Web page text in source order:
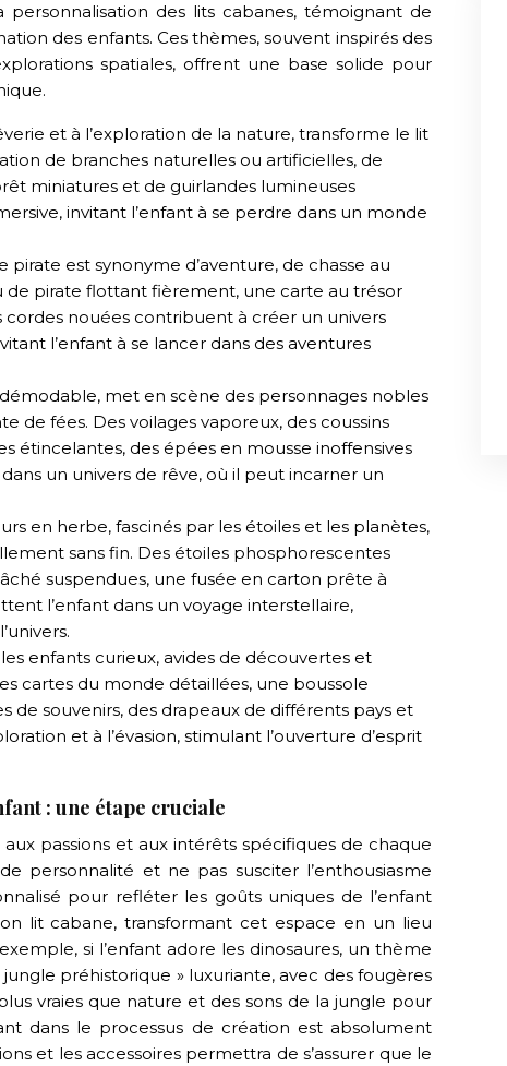
des lits cabanes, témoignant de
des enfants. Ces thèmes, souvent inspirés des
spatiales, offrent une base solide pour
et à l’exploration de la nature, transforme le lit
de branches naturelles ou artificielles, de
miniatures et de guirlandes lumineuses
invitant l’enfant à se perdre dans un monde
pirate est synonyme d’aventure, de chasse au
pirate flottant fièrement, une carte au trésor
nouées contribuent à créer un univers
l’enfant à se lancer dans des aventures
met en scène des personnages nobles
de fées. Des voilages vaporeux, des coussins
étincelantes, des épées en mousse inoffensives
un univers de rêve, où il peut incarner un
en herbe, fascinés par les étoiles et les planètes,
sans fin. Des étoiles phosphorescentes
suspendues, une fusée en carton prête à
l’enfant dans un voyage interstellaire,
enfants curieux, avides de découvertes et
cartes du monde détaillées, une boussole
de souvenirs, des drapeaux de différents pays et
et à l’évasion, stimulant l’ouverture d’esprit
: une étape cruciale
passions et aux intérêts spécifiques de chaque
personnalité et ne pas susciter l’enthousiasme
pour refléter les goûts uniques de l’enfant
lit cabane, transformant cet espace en un lieu
si l’enfant adore les dinosaures, un thème
préhistorique » luxuriante, avec des fougères
vraies que nature et des sons de la jungle pour
dans le processus de création est absolument
et les accessoires permettra de s’assurer que le